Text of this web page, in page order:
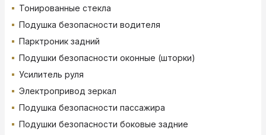
Тонированные стекла
Подушка безопасности водителя
Парктроник задний
Подушки безопасности оконные (шторки)
Усилитель руля
Электропривод зеркал
Подушка безопасности пассажира
Подушки безопасности боковые задние